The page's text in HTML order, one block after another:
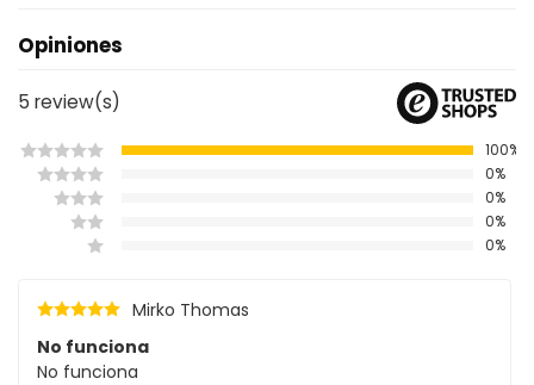
Opiniones
5 review(s)
100%
0%
0%
0%
0%
Mirko Thomas
No funciona
No funciona